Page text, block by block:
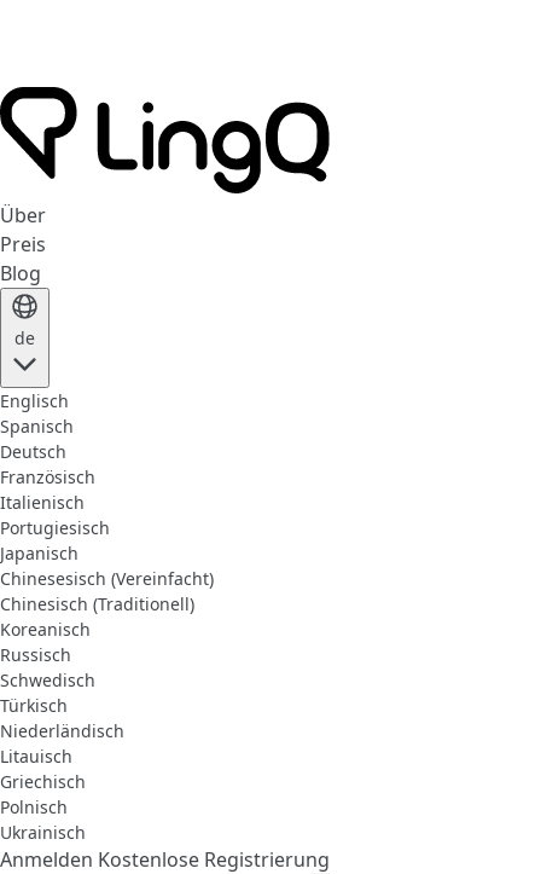
Über
Preis
Blog
de
Englisch
Spanisch
Deutsch
Französisch
Italienisch
Portugiesisch
Japanisch
Chinesesisch (Vereinfacht)
Chinesisch (Traditionell)
Koreanisch
Russisch
Schwedisch
Türkisch
Niederländisch
Litauisch
Griechisch
Polnisch
Ukrainisch
Anmelden Kostenlose Registrierung